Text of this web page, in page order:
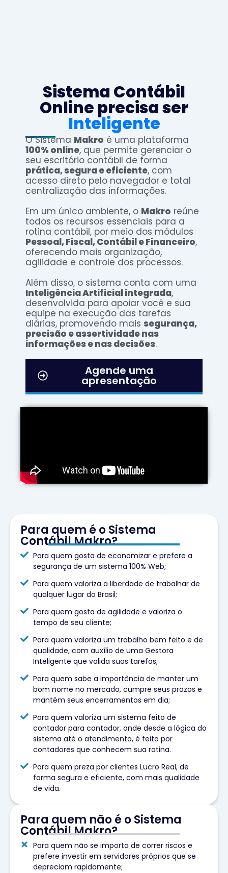
Sistema Contábil
Online precisa ser
Inteligente
O Sistema Makro é uma plataforma
100% online, que permite gerenciar o
seu escritório contábil de forma
prática, segura e eficiente, com
acesso direto pelo navegador e total
centralização das informações.
Em um único ambiente, o Makro reúne
todos os recursos essenciais para a
rotina contábil, por meio dos módulos
Pessoal, Fiscal, Contábil e Financeiro,
oferecendo mais organização,
agilidade e controle dos processos.
Além disso, o sistema conta com uma
Inteligência Artificial integrada,
desenvolvida para apoiar você e sua
equipe na execução das tarefas
diárias, promovendo mais segurança,
precisão e assertividade nas
informações e nas decisões.
Agende uma
apresentação
Para quem é o Sistema
Contábil Makro?
Para quem gosta de economizar e prefere a
segurança de um sistema 100% Web;
Para quem valoriza a liberdade de trabalhar de
qualquer lugar do Brasil;
Para quem gosta de agilidade e valoriza o
tempo de seu cliente;
Para quem valoriza um trabalho bem feito e de
qualidade, com auxílio de uma Gestora
Inteligente que valida suas tarefas;
Para quem sabe a importância de manter um
bom nome no mercado, cumpre seus prazos e
mantém seus encerramentos em dia;
Para quem valoriza um sistema feito de
contador para contador, onde desde a lógica do
sistema até o atendimento, é feito por
contadores que conhecem sua rotina.
Para quem preza por clientes Lucro Real, de
forma segura e eficiente, com mais qualidade
de vida.
Para quem não é o Sistema
Contábil Makro?
Para quem não se importa de correr riscos e
prefere investir em servidores próprios que se
depreciam rapidamente;